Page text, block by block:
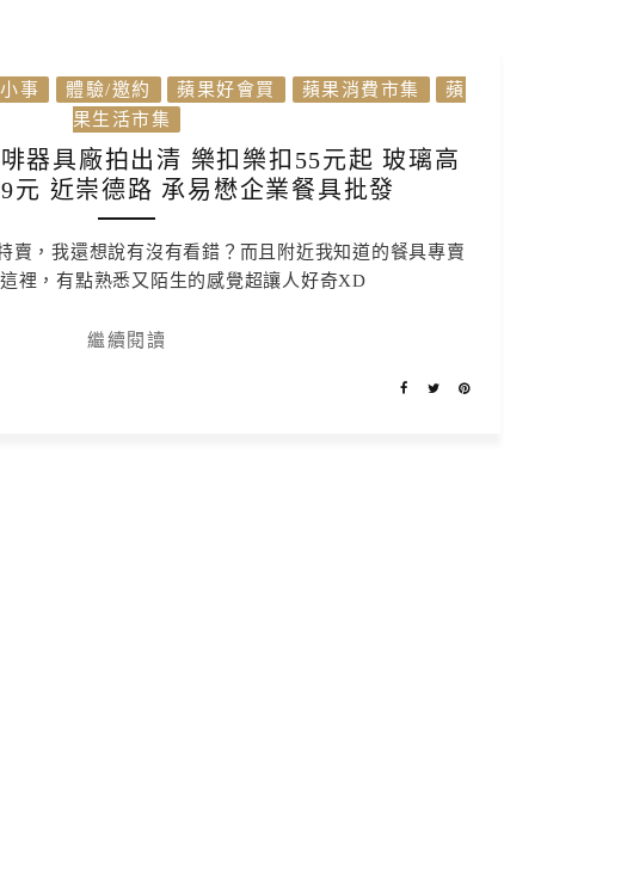
事 體驗/邀約 蘋果好會買 蘋果消費市集
蘋
果生活市集
器具廠拍出清 樂扣樂扣55元起 玻璃高
元 近崇德路 承易懋企業餐具批發
賣，我還想說有沒有看錯？而且附近我知道的餐具專賣
裡，有點熟悉又陌生的感覺超讓人好奇XD
繼續閱讀